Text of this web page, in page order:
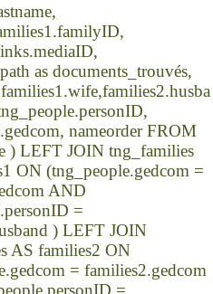
as documents_trouvés,
nameorder FROM
) LEFT JOIN tng_families
ON (tng_people.gedcom =
AND
=
) LEFT JOIN
AS families2 ON
= families2.gedcom
=